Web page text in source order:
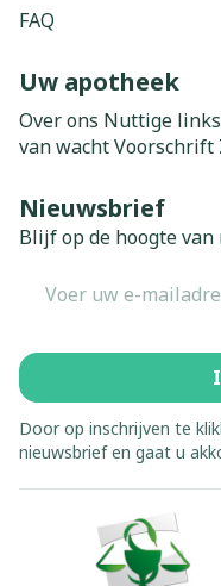
FAQ
Uw apotheek
Over ons Nuttige links
van wachtVoorschrift
Nieuwsbrief
Blijf op de hoogte
Door op inschrijven te
nieuwsbrief en gaat u